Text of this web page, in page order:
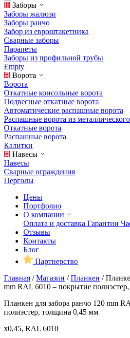
Заборы
Заборы жалюзи
Заборы ранчо
Забор из евроштакетника
Сварные заборы
Парапеты
Заборы из профильной трубы
Empty
Ворота
Ворота
Откатные консольные ворота
Подвесные откатные ворота
Автоматические распашные ворота
Распашные ворота из
Откатные ворота
Распашные ворота
Калитки
Навесы
Навесы
Сварные ограждения
Перголы
Цены
Портфолио
О компании
Оплата и доставка Гарантии
Отзывы
Контакты
Блог
Партнерство
Главная /Магазин /Планкен /
mm RAL 6010 – покрытие
Планкен для забора ранчо 120 mm
полиэстер, толщина 0,45 мм
x0,45, RAL 6010